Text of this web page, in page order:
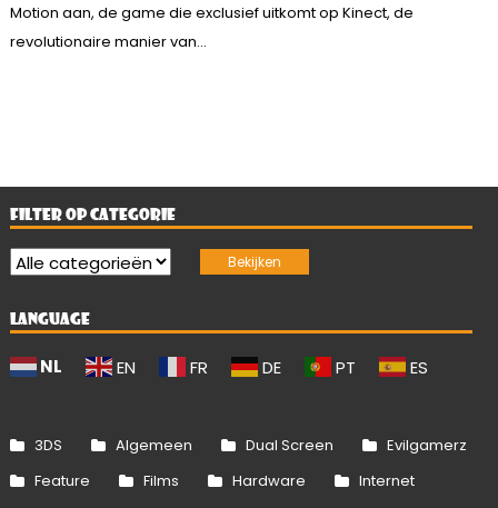
Motion aan, de game die exclusief uitkomt op Kinect, de
revolutionaire manier van...
FILTER OP CATEGORIE
LANGUAGE
NL EN FR DE PT ES
3DS Algemeen Dual Screen
Evilgamerz
Feature
Films Hardware
Internet